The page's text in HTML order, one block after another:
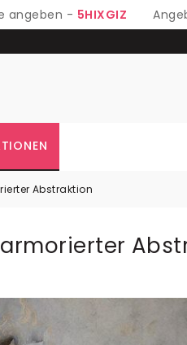
angeben - 5HIXGIZ
Abstraktion